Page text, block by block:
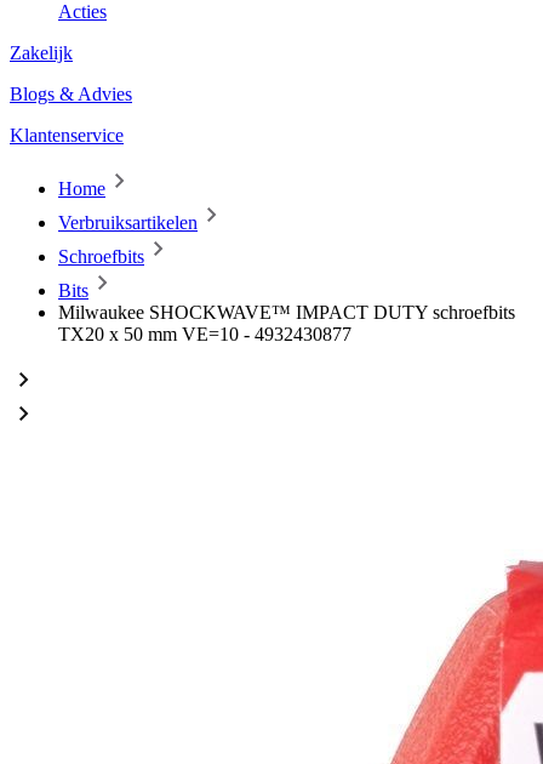
Acties
Zakelijk
Blogs & Advies
Klantenservice
Home
Verbruiksartikelen
Schroefbits
Bits
Milwaukee SHOCKWAVE™ IMPACT DUTY schroefbits
TX20 x 50 mm VE=10 - 4932430877